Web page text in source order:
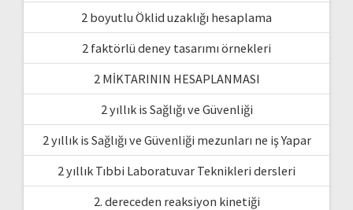
2 boyutlu Öklid uzaklığı hesaplama
2 faktörlü deney tasarımı örnekleri
2 MİKTARININ HESAPLANMASI
2 yıllık is Sağlığı ve Güvenliği
2 yıllık is Sağlığı ve Güvenliği mezunları ne iş Yapar
2 yıllık Tıbbi Laboratuvar Teknikleri dersleri
2. dereceden reaksiyon kinetiği